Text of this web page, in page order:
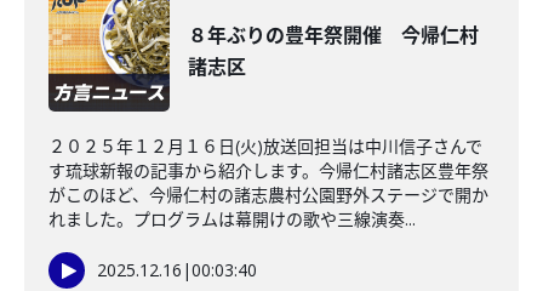
８年ぶりの豊年祭開催 今帰仁村
諸志区
２０２５年１２月１６日(火)放送回担当は中川信子さんで
す琉球新報の記事から紹介します。今帰仁村諸志区豊年祭
がこのほど、今帰仁村の諸志農村公園野外ステージで開か
れました。プログラムは幕開けの歌や三線演奏...
2025.12.16 |00:03:40